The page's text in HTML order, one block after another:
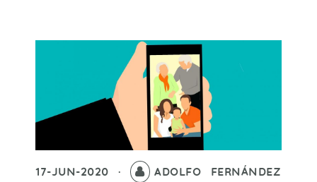
17-JUN-2020 ·
ADOLFO FERNÁNDEZ